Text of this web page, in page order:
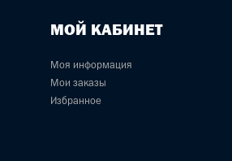
МОЙ КАБИНЕТ
Моя информация
Мои заказы
Избранное